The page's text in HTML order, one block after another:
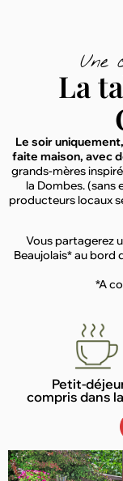
Une
La
Le soir
faite maison, avec
grands-mères
la Dombes. (sans
producteurs locaux
Vous partagerez
Beaujolais* au bord
*A
Petit-
compris dans